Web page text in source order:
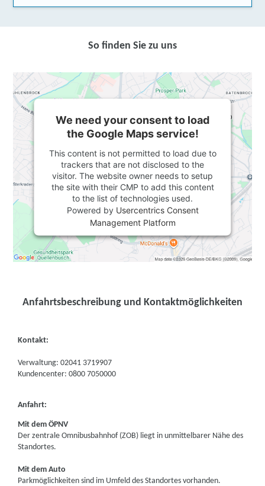
So finden Sie zu uns
We need your consent to load
the Google Maps service!
This content is not permitted to load due to
trackers that are not disclosed to the
visitor. The website owner needs to setup
the site with their CMP to add this content
to the list of technologies used.
Powered by Usercentrics Consent
Management Platform
Anfahrtsbeschreibung und Kontaktmöglichkeiten
Kontakt:
Verwaltung: 02041 3719907
Kundencenter: 0800 7050000
Anfahrt:
Mit dem ÖPNV
Der zentrale Omnibusbahnhof (ZOB) liegt in unmittelbarer Nähe des
Standortes.
Mit dem Auto
Parkmöglichkeiten sind im Umfeld des Standortes vorhanden.